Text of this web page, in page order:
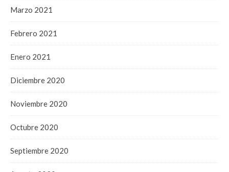
Marzo 2021
Febrero 2021
Enero 2021
Diciembre 2020
Noviembre 2020
Octubre 2020
Septiembre 2020